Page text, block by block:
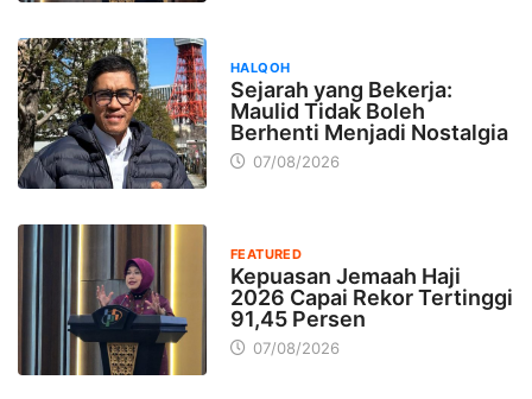
HALQOH
Sejarah yang Bekerja:
Maulid Tidak Boleh
Berhenti Menjadi Nostalgia
07/08/2026
FEATURED
Kepuasan Jemaah Haji
2026 Capai Rekor Tertinggi
91,45 Persen
07/08/2026